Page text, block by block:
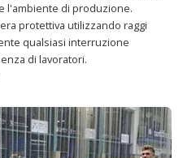
l'ambiente di produzione.
protettiva utilizzando raggi
qualsiasi interruzione
di lavoratori.